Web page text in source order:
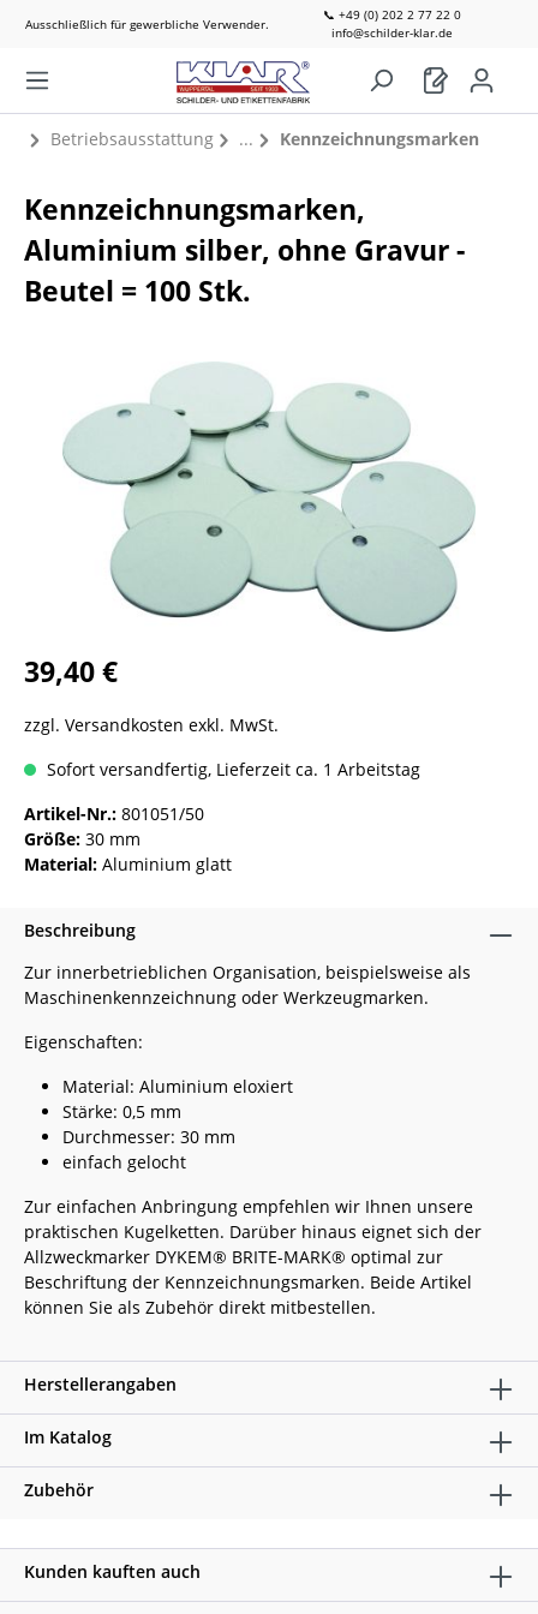
Ausschließlich für gewerbliche Verwender.
📞 +49 (0) 202 2 77 22 0
info@schilder-klar.de
Betriebsausstattung Kennzeichnungsmarken
Kennzeichnungsmarken,
Aluminium silber, ohne Gravur -
Beutel = 100 Stk.
39,40 €
zzgl. Versandkosten exkl. MwSt.
Sofort versandfertig, Lieferzeit ca. 1 Arbeitstag
Artikel-Nr.: 801051/50
Größe: 30 mm
Material: Aluminium glatt
Beschreibung
Zur innerbetrieblichen Organisation, beispielsweise als
Maschinenkennzeichnung oder Werkzeugmarken.
Eigenschaften:
Material: Aluminium eloxiert
Stärke: 0,5 mm
Durchmesser: 30 mm
einfach gelocht
Zur einfachen Anbringung empfehlen wir Ihnen unsere
praktischen Kugelketten. Darüber hinaus eignet sich der
Allzweckmarker DYKEM® BRITE-MARK® optimal zur
Beschriftung der Kennzeichnungsmarken. Beide Artikel
können Sie als Zubehör direkt mitbestellen.
Herstellerangaben
Im Katalog
Zubehör
Kunden kauften auch